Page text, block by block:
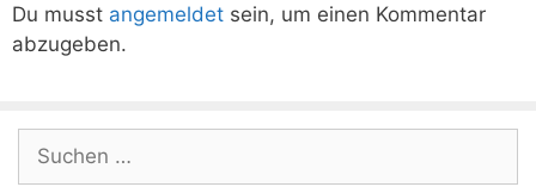
Du musst angemeldet sein, um einen Kommentar
abzugeben.
Suchen
nach: